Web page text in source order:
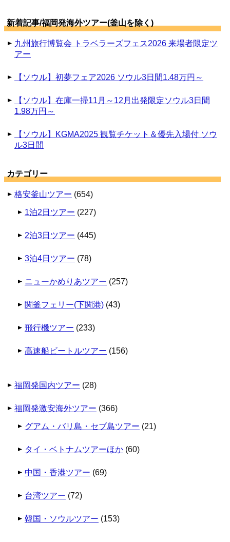
新着記事/福岡発海外ツアー(釜山を除く)
九州旅行博覧会 トラベラーズフェス2026 来場者限定ツ
アー
【ソウル】初夢フェア2026 ソウル3日間1.48万円～
【ソウル】在庫一掃11月～12月出発限定ソウル3日間
1.98万円～
【ソウル】KGMA2025 観覧チケット＆優先入場付 ソウ
ル3日間
カテゴリー
格安釜山ツアー (654)
1泊2日ツアー (227)
2泊3日ツアー (445)
3泊4日ツアー (78)
ニューかめりあツアー (257)
関釜フェリー(下関港) (43)
飛行機ツアー (233)
高速船ビートルツアー (156)
福岡発国内ツアー (28)
福岡発激安海外ツアー (366)
グアム・バリ島・セブ島ツアー (21)
タイ・ベトナムツアーほか (60)
中国・香港ツアー (69)
台湾ツアー (72)
韓国・ソウルツアー (153)